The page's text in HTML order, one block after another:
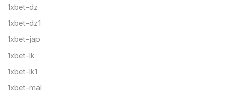
1xbet-dz
1xbet-dz1
1xbet-jap
1xbet-lk
1xbet-lk1
1xbet-mal